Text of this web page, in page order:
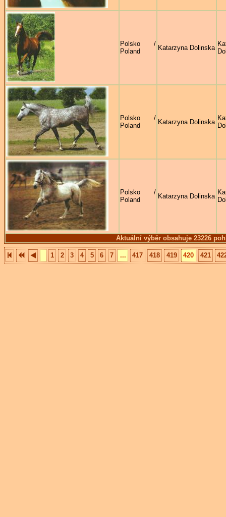
Aktuální výběr obsahuje 23226
Polsko /
Poland
Katarzyna Dolinska
Polsko /
Poland
Katarzyna Dolinska
Polsko /
Poland
Katarzyna Dolinska
1 2 3 4 5 6 7 ... 417 418 419 420 421